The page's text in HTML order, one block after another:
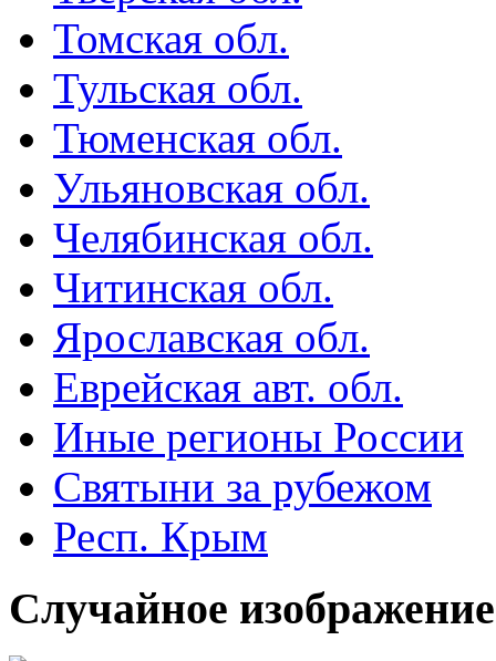
Томская обл.
Тульская обл.
Тюменская обл.
Ульяновская обл.
Челябинская обл.
Читинская обл.
Ярославская обл.
Еврейская авт. обл.
Иные регионы России
Святыни за рубежом
Респ. Крым
Случайное изображение